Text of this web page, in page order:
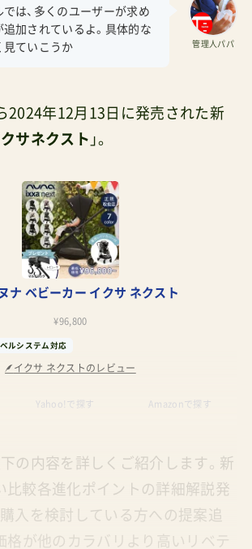
管理人パパ
は、多くのユーザーが求め
追加されているよ。具体的な
見ていこうか
2024年12月13日に発売された新
サネクスト 」。
ナ ベビーカー イクサ ネクスト
¥96,800
ベルシステム対応
イクサ ネクストのレビュー
Amazonで探す
Yahoo!で探す
の内容を詳しくご紹介します。新
比較各進化ポイントの詳細解説発
購入を検討している方への提案追
格が他のカラバリより高いリベテ